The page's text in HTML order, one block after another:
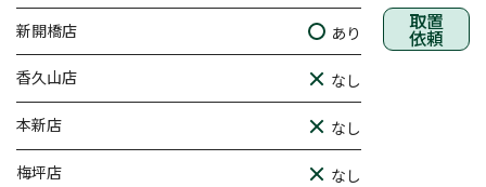
新開橋店 あり 取置
依頼
香久山店 なし
本新店 なし
梅坪店 なし